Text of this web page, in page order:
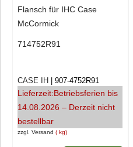
Flansch für IHC Case
McCormick
714752R91
zzgl. Versand kg
CASE IH 907-4752R91
Lieferzeit:Betriebsferien bis
14.08.2026 – Derzeit nicht
bestellbar